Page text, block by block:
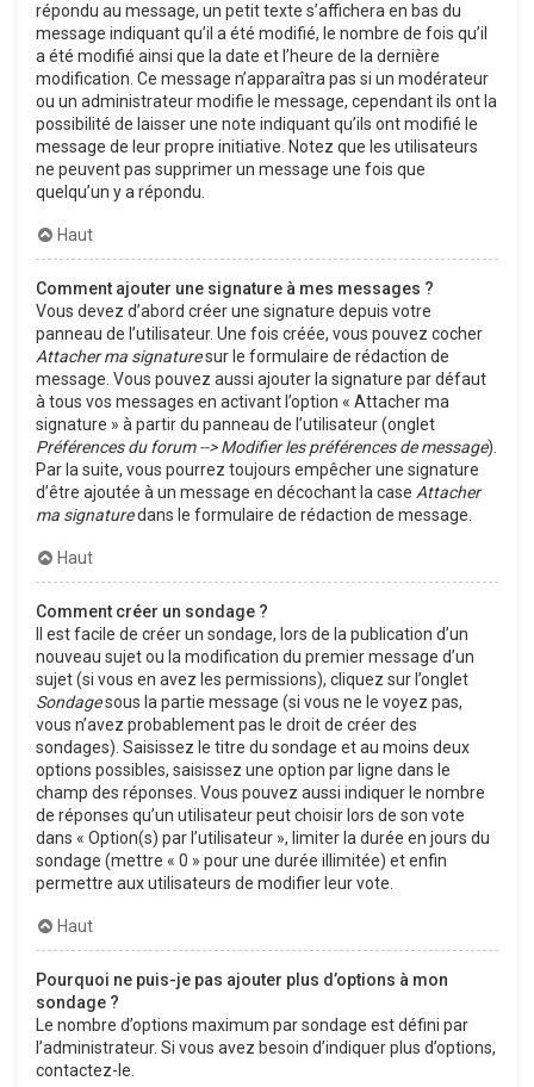
répondu au message, un petit texte s’affichera en bas du
message indiquant qu’il a été modifié, le nombre de fois qu’il
a été modifié ainsi que la date et l’heure de la dernière
modification. Ce message n’apparaîtra pas si un modérateur
ou un administrateur modifie le message, cependant ils ont la
possibilité de laisser une note indiquant qu’ils ont modifié le
message de leur propre initiative. Notez que les utilisateurs
ne peuvent pas supprimer un message une fois que
quelqu’un y a répondu.
Haut
Comment ajouter une signature à mes messages ?
Vous devez d’abord créer une signature depuis votre
panneau de l’utilisateur. Une fois créée, vous pouvez cocher
Attacher ma signaturesur le formulaire de rédaction de
message. Vous pouvez aussi ajouter la signature par défaut
à tous vos messages en activant l’option « Attacher ma
signature » à partir du panneau de l’utilisateur (onglet
Préférences du forum --> Modifier les préférences de message).
Par la suite, vous pourrez toujours empêcher une signature
d’être ajoutée à un message en décochant la case Attacher
ma signaturedans le formulaire de rédaction de message.
Haut
Comment créer un sondage ?
Il est facile de créer un sondage, lors de la publication d’un
nouveau sujet ou la modification du premier message d’un
sujet (si vous en avez les permissions), cliquez sur l’onglet
Sondagesous la partie message (si vous ne le voyez pas,
vous n’avez probablement pas le droit de créer des
sondages). Saisissez le titre du sondage et au moins deux
options possibles, saisissez une option par ligne dans le
champ des réponses. Vous pouvez aussi indiquer le nombre
de réponses qu’un utilisateur peut choisir lors de son vote
dans « Option(s) par l’utilisateur », limiter la durée en jours du
sondage (mettre « 0 » pour une durée illimitée) et enfin
permettre aux utilisateurs de modifier leur vote.
Haut
Pourquoi ne puis-je pas ajouter plus d’options à mon
sondage ?
Le nombre d’options maximum par sondage est défini par
l’administrateur. Si vous avez besoin d’indiquer plus d’options,
contactez-le.